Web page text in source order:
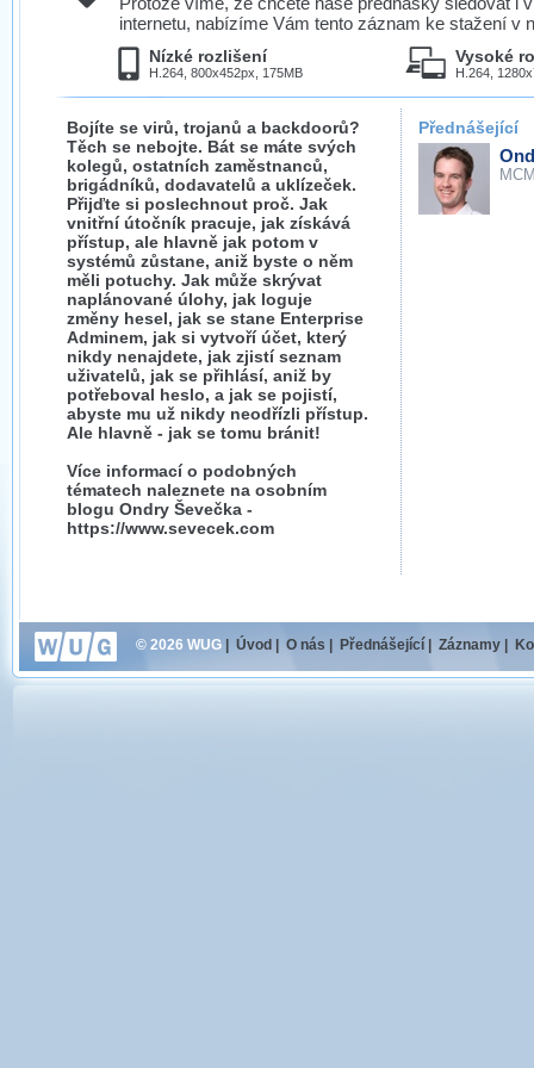
internetu, nabízíme Vám tento záznam ke stažení v
Nízké rozlišení
H.264, 800x452px, 175MB
Vysoké
H.264,
Bojíte se virů, trojanů a backdoorů?
Těch se nebojte. Bát se máte svých
kolegů, ostatních zaměstnanců,
brigádníků, dodavatelů a uklízeček.
Přijďte si poslechnout proč. Jak
vnitřní útočník pracuje, jak získává
přístup, ale hlavně jak potom v
systémů zůstane, aniž byste o něm
měli potuchy. Jak může skrývat
naplánované úlohy, jak loguje
změny hesel, jak se stane Enterprise
Adminem, jak si vytvoří účet, který
nikdy nenajdete, jak zjistí seznam
uživatelů, jak se přihlásí, aniž by
potřeboval heslo, a jak se pojistí,
abyste mu už nikdy neodřízli přístup.
Ale hlavně - jak se tomu bránit!
Více informací o podobných
tématech naleznete na osobním
blogu Ondry Ševečka -
https://www.sevecek.com
Přednášející
© 2026 WUG Úvod O nás Přednášející Záznamy